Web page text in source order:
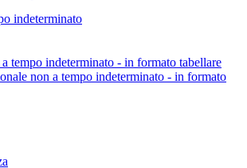
indeterminato
tempo indeterminato - in formato tabellare
non a tempo indeterminato - in formato